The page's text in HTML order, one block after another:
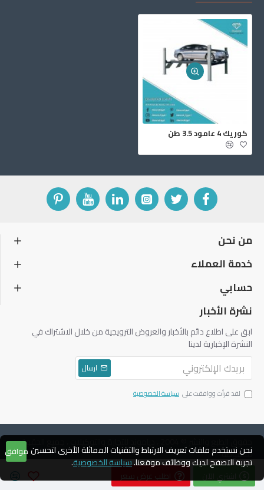
اطلب عرض سعر
‏كوريك ‎4‏ عامود ‎3.5‏ طن
من نحن
خدمة العملاء
حسابي
نشرة الأخبار
ابق على اطلاع دائم بالأخبار والعروض الترويجية من خلال الاشتراك في
النشرة الإخبارية لدينا
ارسال
لقد قرأت ووافقت على سياسة الخصوصية
حقوق الطبع والنشر © 2004 ، دياموند للتجارة والتوكيلات ، جميع الحقوق
محفوظة
موافق نحن نستخدم ملفات تعريف الارتباط والتقنيات المماثلة الأخرى لتحسين
تجربة التصفح لديك ووظائف موقعنا.سياسة الخصوصية.